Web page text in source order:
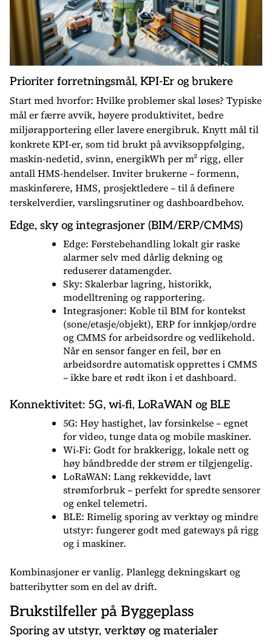
Prioriter forretningsmål, KPI-Er og brukere
Start med hvorfor: Hvilke problemer skal løses? Typiske
mål er færre avvik, høyere produktivitet, bedre
miljørapportering eller lavere energibruk. Knytt mål til
konkrete KPI-er, som tid brukt på avviksoppfølging,
maskin-nedetid, svinn, energikWh per m² rigg, eller
antall HMS-hendelser. Inviter brukerne – formenn,
maskinførere, HMS, prosjektledere – til å definere
terskelverdier, varslingsrutiner og dashboardbehov.
Edge, sky og integrasjoner (BIM/ERP/CMMS)
Edge: Førstebehandling lokalt gir raske
alarmer selv med dårlig dekning og
reduserer datamengder.
Sky: Skalerbar lagring, historikk,
modelltrening og rapportering.
Integrasjoner: Koble til BIM for kontekst
(sone/etasje/objekt), ERP for innkjøp/ordre
og CMMS for arbeidsordre og vedlikehold.
Når en sensor fanger en feil, bør en
arbeidsordre automatisk opprettes i CMMS
– ikke bare et rødt ikon i et dashboard.
Konnektivitet: 5G, wi‑fi, LoRaWAN og BLE
5G: Høy hastighet, lav forsinkelse – egnet
for video, tunge data og mobile maskiner.
Wi‑Fi: Godt for brakkerigg, lokale nett og
høy båndbredde der strøm er tilgjengelig.
LoRaWAN: Lang rekkevidde, lavt
strømforbruk – perfekt for spredte sensorer
og enkel telemetri.
BLE: Rimelig sporing av verktøy og mindre
utstyr: fungerer godt med gateways på rigg
og i maskiner.
Kombinasjoner er vanlig. Planlegg dekningskart og
batteribytter som en del av drift.
Brukstilfeller på Byggeplass
Sporing av utstyr, verktøy og materialer